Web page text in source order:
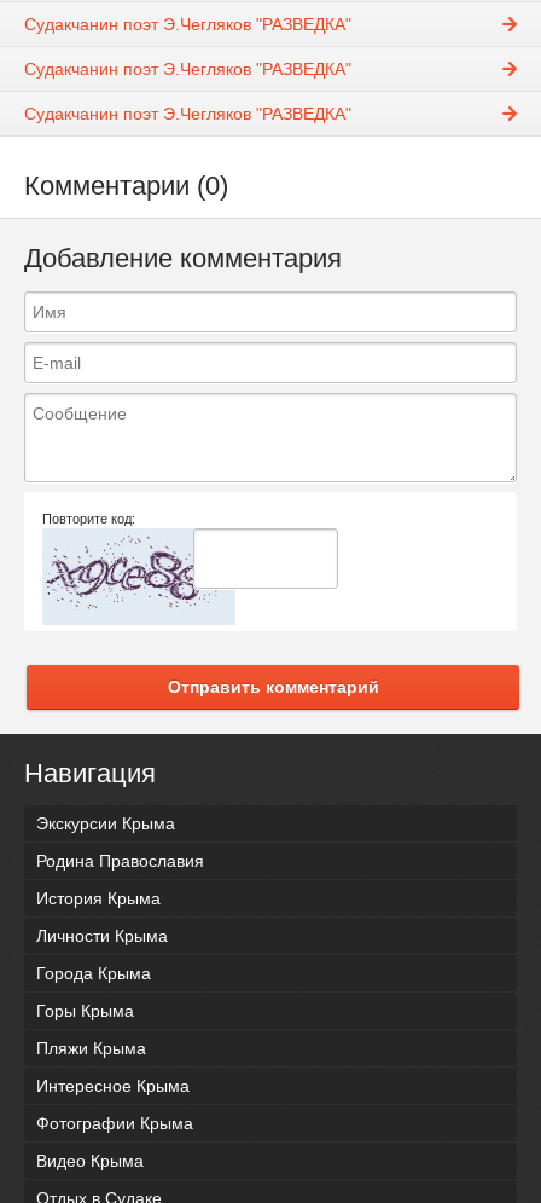
Судакчанин поэт Э.Чегляков "РАЗВЕДКА"
Судакчанин поэт Э.Чегляков "РАЗВЕДКА"
Судакчанин поэт Э.Чегляков "РАЗВЕДКА"
Комментарии (0)
Добавление комментария
Повторите код:
Отправить комментарий
Навигация
Экскурсии Крыма
Родина Православия
История Крыма
Личности Крыма
Города Крыма
Горы Крыма
Пляжи Крыма
Интересное Крыма
Фотографии Крыма
Видео Крыма
Отдых в Судаке